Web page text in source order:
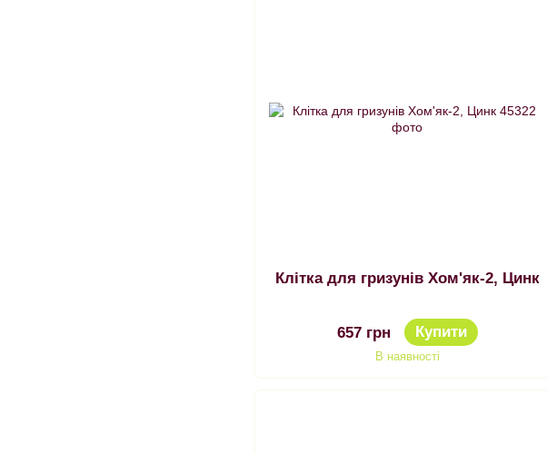
Клітка для гризунів Хом'як-2, Цинк
657 грн Купити
В наявності